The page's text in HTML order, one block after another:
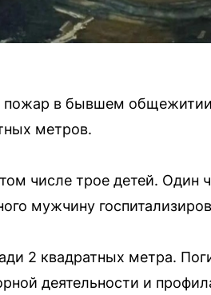
пожар в бывшем
метров.
числе трое детей. Один
мужчину
2 квадратных метра.
деятельности и